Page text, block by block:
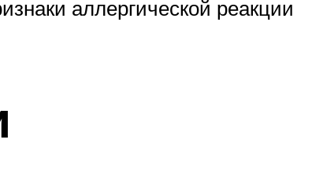
аллергической реакции